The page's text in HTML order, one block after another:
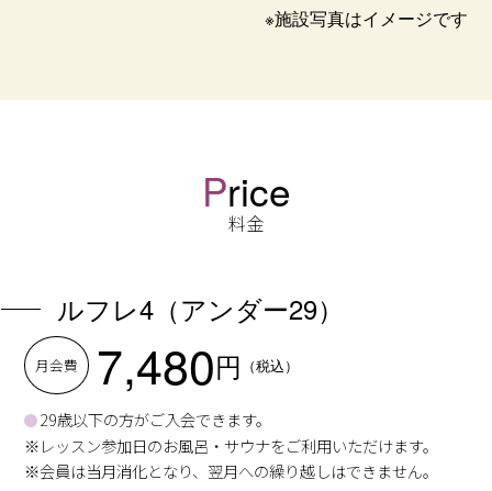
※施設写真はイメージです
Price
料金
ルフレ4（アンダー29）
月会費 7,480円 （税込）
29歳以下の方がご入会できます。
※レッスン参加日のお風呂・サウナをご利用いただけます。
※会員は当月消化となり、翌月への繰り越しはできません。